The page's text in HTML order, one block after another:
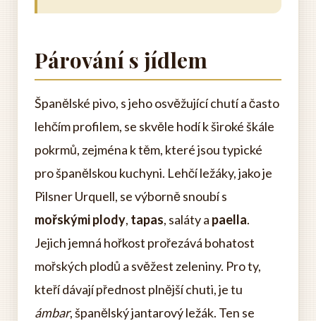
Párování s jídlem
Španělské pivo, s jeho osvěžující chutí a často
lehčím profilem, se skvěle hodí k široké škále
pokrmů, zejména k těm, které jsou typické
pro španělskou kuchyni. Lehčí ležáky, jako je
Pilsner Urquell, se výborně snoubí s
mořskými plody, tapas, saláty a paella.
Jejich jemná hořkost prořezává bohatost
mořských plodů a svěžest zeleniny. Pro ty,
kteří dávají přednost plnější chuti, je tu
ámbar, španělský jantarový ležák. Ten se